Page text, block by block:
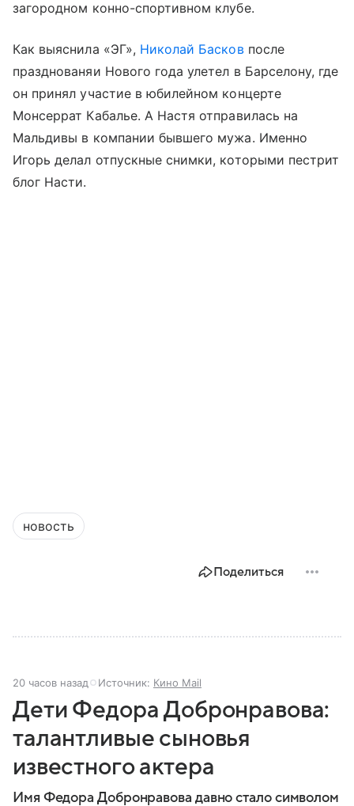
загородном конно-спортивном клубе.
Как выяснила «ЭГ», Николай Басковпосле
празднованяи Нового года улетел в Барселону, где
он принял участие в юбилейном концерте
Монсеррат Кабалье. А Настя отправилась на
Мальдивы в компании бывшего мужа. Именно
Игорь делал отпускные снимки, которыми пестрит
блог Насти.
новость
Поделиться
20 часов назад Источник: Кино Mail
Дети Федора Добронравова:
талантливые сыновья
известного актера
Имя Федора Добронравова давно стало символом